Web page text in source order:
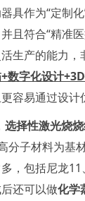
具作为“定制
且符合“精准
生产的能力
数字化设计
容易通过设
选择性激光烧
分子材料为
，包括尼龙
还可以做化学